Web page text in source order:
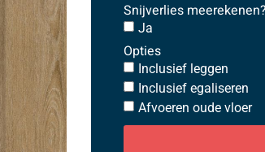
Snijverlies meerekenen?
Ja
Opties
Inclusief leggen
Inclusief egaliseren
Afvoeren oude vloer